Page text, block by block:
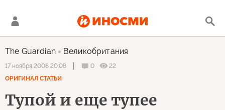
The Guardian Великобритания
17 ноября 2008 20:08 0
22
ОРИГИНАЛ СТАТЬИ
Тупой и еще тупее